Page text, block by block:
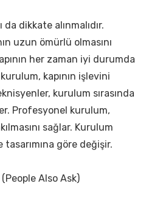
da dikkate alınmalıdır.
uzun ömürlü olmasını
her zaman iyi durumda
kapının işlevini
kurulum sırasında
Profesyonel kurulum,
sağlar. Kurulum
tasarımına göre değişir.
Also Ask)